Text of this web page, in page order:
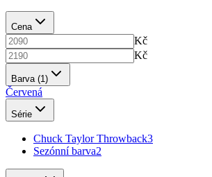
Cena
Kč
Kč
Barva (1)
Červená
Série
Chuck Taylor Throwback3
Sezónní barva2